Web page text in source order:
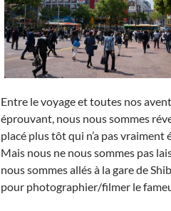
Entre le voyage et toutes nos
éprouvant, nous nous sommes
placé plus tôt qui n’a pas
Mais nous ne nous sommes pas
nous sommes allés à la gare de
pour photographier/filmer le